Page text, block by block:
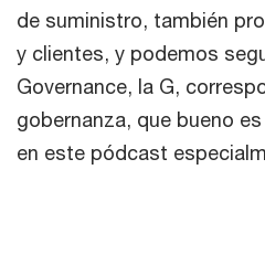
de suministro, también
y clientes, y podemos
Governance, la G,
gobernanza, que bueno
en este pódcast